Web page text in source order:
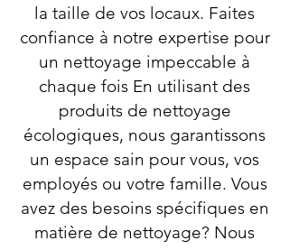
la taille de vos locaux. Faites
confiance à notre expertise pour
un nettoyage impeccable à
chaque fois En utilisant des
produits de nettoyage
écologiques, nous garantissons
un espace sain pour vous, vos
employés ou votre famille. Vous
avez des besoins spécifiques en
matière de nettoyage? Nous